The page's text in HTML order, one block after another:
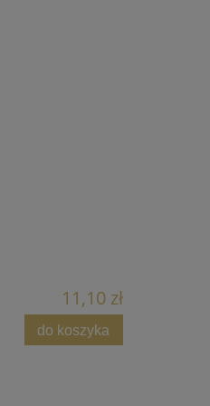
11,10 zł
do koszyka